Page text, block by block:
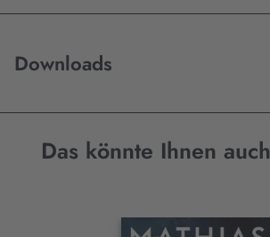
Downloads
Das könnte Ihnen